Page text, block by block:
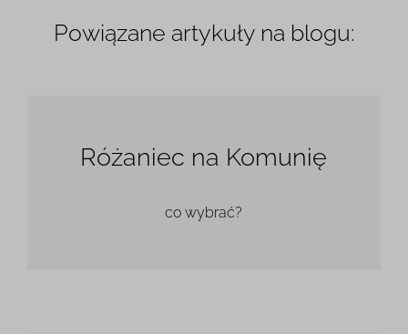
Powiązane artykuły na blogu:
Różaniec na Komunię
co wybrać?